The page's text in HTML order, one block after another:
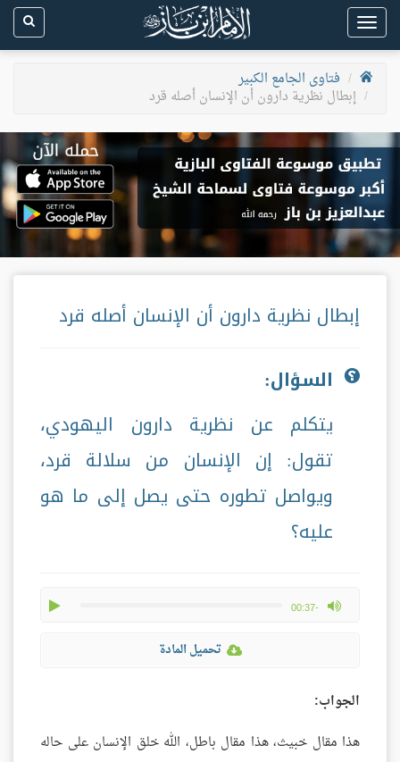
Toggle
navigation
فتاوى الجامع الكبير
إبطال نظرية دارون أن الإنسان أصله قرد
إبطال نظرية دارون أن الإنسان أصله قرد
السؤال:
يتكلم عن نظرية دارون اليهودي،
تقول: إن الإنسان من سلالة قرد،
ويواصل تطوره حتى يصل إلى ما هو
عليه؟
-00:37
max volume
تحميل المادة
الجواب:
هذا مقال خبيث، هذا مقال باطل، الله خلق الإنسان على حاله